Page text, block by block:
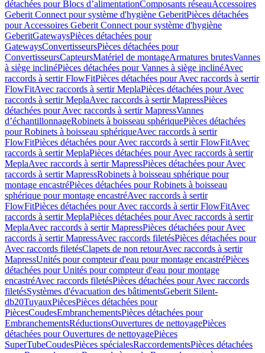
détachées pour Blocs d’alimentationComposants réseauAccessoires
Geberit Connect pour système d'hygiène GeberitPièces détachées
pour Accessoires Geberit Connect pour système d'hygiène
GeberitGatewaysPièces détachées pour
GatewaysConvertisseursPièces détachées pour
ConvertisseursCapteursMatériel de montageArmatures brutesVannes
à siège inclinéPièces détachées pour Vannes à siège inclinéAvec
raccords à sertir FlowFitPièces détachées pour Avec raccords à sertir
FlowFitAvec raccords à sertir MeplaPièces détachées pour Avec
raccords à sertir MeplaAvec raccords à sertir MapressPièces
détachées pour Avec raccords à sertir MapressVannes
d’échantillonnageRobinets à boisseau sphériquePièces détachées
pour Robinets à boisseau sphériqueAvec raccords à sertir
FlowFitPièces détachées pour Avec raccords à sertir FlowFitAvec
raccords à sertir MeplaPièces détachées pour Avec raccords à sertir
MeplaAvec raccords à sertir MapressPièces détachées pour Avec
raccords à sertir MapressRobinets à boisseau sphérique pour
montage encastréPièces détachées pour Robinets à boisseau
sphérique pour montage encastréAvec raccords à sertir
FlowFitPièces détachées pour Avec raccords à sertir FlowFitAvec
raccords à sertir MeplaPièces détachées pour Avec raccords à sertir
MeplaAvec raccords à sertir MapressPièces détachées pour Avec
raccords à sertir MapressAvec raccords filetésPièces détachées pour
Avec raccords filetésClapets de non retourAvec raccords à sertir
MapressUnités pour compteur d'eau pour montage encastréPièces
détachées pour Unités pour compteur d'eau pour montage
encastréAvec raccords filetésPièces détachées pour Avec raccords
filetésSystèmes d'évacuation des bâtimentsGeberit Silent-
db20TuyauxPiècesPièces détachées pour
PiècesCoudesEmbranchementsPièces détachées pour
EmbranchementsRéductionsOuvertures de nettoyagePièces
détachées pour Ouvertures de nettoyagePièces
SuperTubeCoudesPièces spécialesRaccordementsPièces détachées